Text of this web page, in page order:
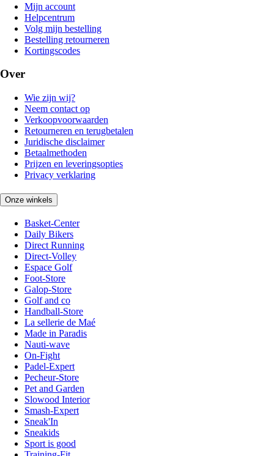
Mijn account
Helpcentrum
Volg mijn bestelling
Bestelling retourneren
Kortingscodes
Over
Wie zijn wij?
Neem contact op
Verkoopvoorwaarden
Retourneren en terugbetalen
Juridische disclaimer
Betaalmethoden
Prijzen en leveringsopties
Privacy verklaring
Onze winkels
Basket-Center
Daily Bikers
Direct Running
Direct-Volley
Espace Golf
Foot-Store
Galop-Store
Golf and co
Handball-Store
La sellerie de Maé
Made in Paradis
Nauti-wave
On-Fight
Padel-Expert
Pecheur-Store
Pet and Garden
Slowood Interior
Smash-Expert
Sneak'In
Sneakids
Sport is good